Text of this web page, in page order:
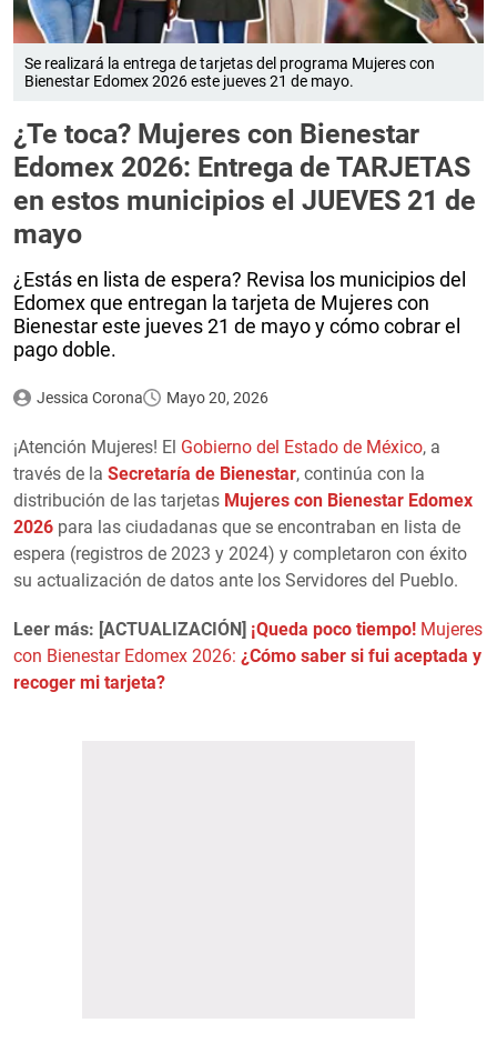
Se realizará la entrega de tarjetas del programa Mujeres con
Bienestar Edomex 2026 este jueves 21 de mayo.
¿Te toca? Mujeres con Bienestar
Edomex 2026: Entrega de TARJETAS
en estos municipios el JUEVES 21 de
mayo
¿Estás en lista de espera? Revisa los municipios del
Edomex que entregan la tarjeta de Mujeres con
Bienestar este jueves 21 de mayo y cómo cobrar el
pago doble.
Jessica Corona Mayo 20, 2026
¡Atención Mujeres! El Gobierno del Estado de México, a
través de la Secretaría de Bienestar, continúa con la
distribución de las tarjetas Mujeres con Bienestar Edomex
2026 para las ciudadanas que se encontraban en lista de
espera (registros de 2023 y 2024) y completaron con éxito
su actualización de datos ante los Servidores del Pueblo.
Leer más: [ACTUALIZACIÓN] ¡Queda poco tiempo! Mujeres
con Bienestar Edomex 2026: ¿Cómo saber si fui aceptada y
recoger mi tarjeta?